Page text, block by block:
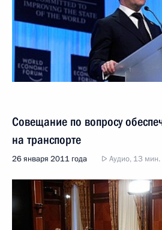
Совещание по вопросу
на транспорте
26 января 2011 года Аудио, 13 мин.